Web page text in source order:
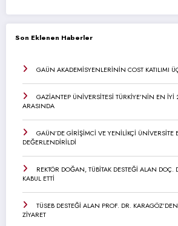
Son Eklenen Haberler
GAÜN AKADEMİSYENLERİNİN COST KATILIMI
GAZİANTEP ÜNİVERSİTESİ TÜRKİYE’NİN EN İYİ
ARASINDA
GAÜN’DE GİRİŞİMCİ VE YENİLİKÇİ ÜNİVERSİTE
DEĞERLENDİRİLDİ
REKTÖR DOĞAN, TÜBİTAK DESTEĞİ ALAN DOÇ.
KABUL ETTİ
TÜSEB DESTEĞİ ALAN PROF. DR.
ZİYARET